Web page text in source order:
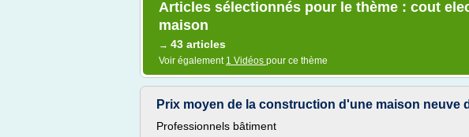
Articles sélectionnés pour le thème : cout
maison
→ 43 articles
Voir également 1 Vidéos pour ce thème
Prix moyen de la construction d'une maison neuve
Professionnels bâtiment